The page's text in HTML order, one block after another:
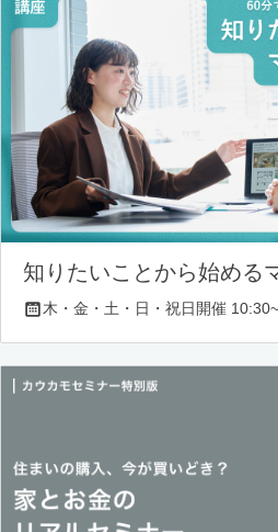
知りたいことから始める